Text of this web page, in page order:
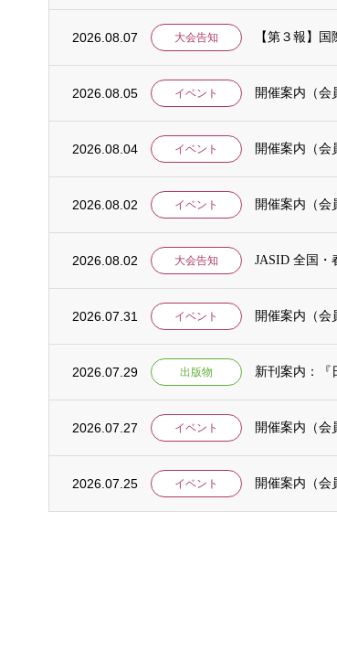
2026.08.07 大会告知
2026.08.05 イベント 開催案内（会
2026.08.04 イベント 開催案内（会
2026.08.02 イベント 開催案内（会
2026.08.02 大会告知 JASID 全国・
2026.07.31 イベント 開催案内（会
2026.07.29 出版物
2026.07.27 イベント
2026.07.25 イベント